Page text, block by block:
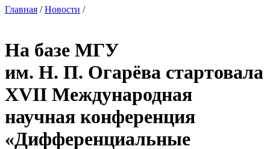
Главная /Новости /
На базе МГУ
им. Н. П. Огарёва стартовала
XVII Международная
научная конференция
«Дифференциальные